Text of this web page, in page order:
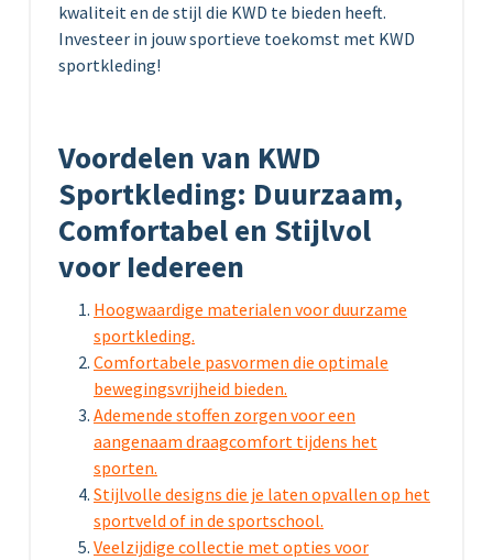
kwaliteit en de stijl die KWD te bieden heeft.
Investeer in jouw sportieve toekomst met KWD
sportkleding!
Voordelen van KWD
Sportkleding: Duurzaam,
Comfortabel en Stijlvol
voor Iedereen
Hoogwaardige materialen voor duurzame
sportkleding.
Comfortabele pasvormen die optimale
bewegingsvrijheid bieden.
Ademende stoffen zorgen voor een
aangenaam draagcomfort tijdens het
sporten.
Stijlvolle designs die je laten opvallen op het
sportveld of in de sportschool.
Veelzijdige collectie met opties voor